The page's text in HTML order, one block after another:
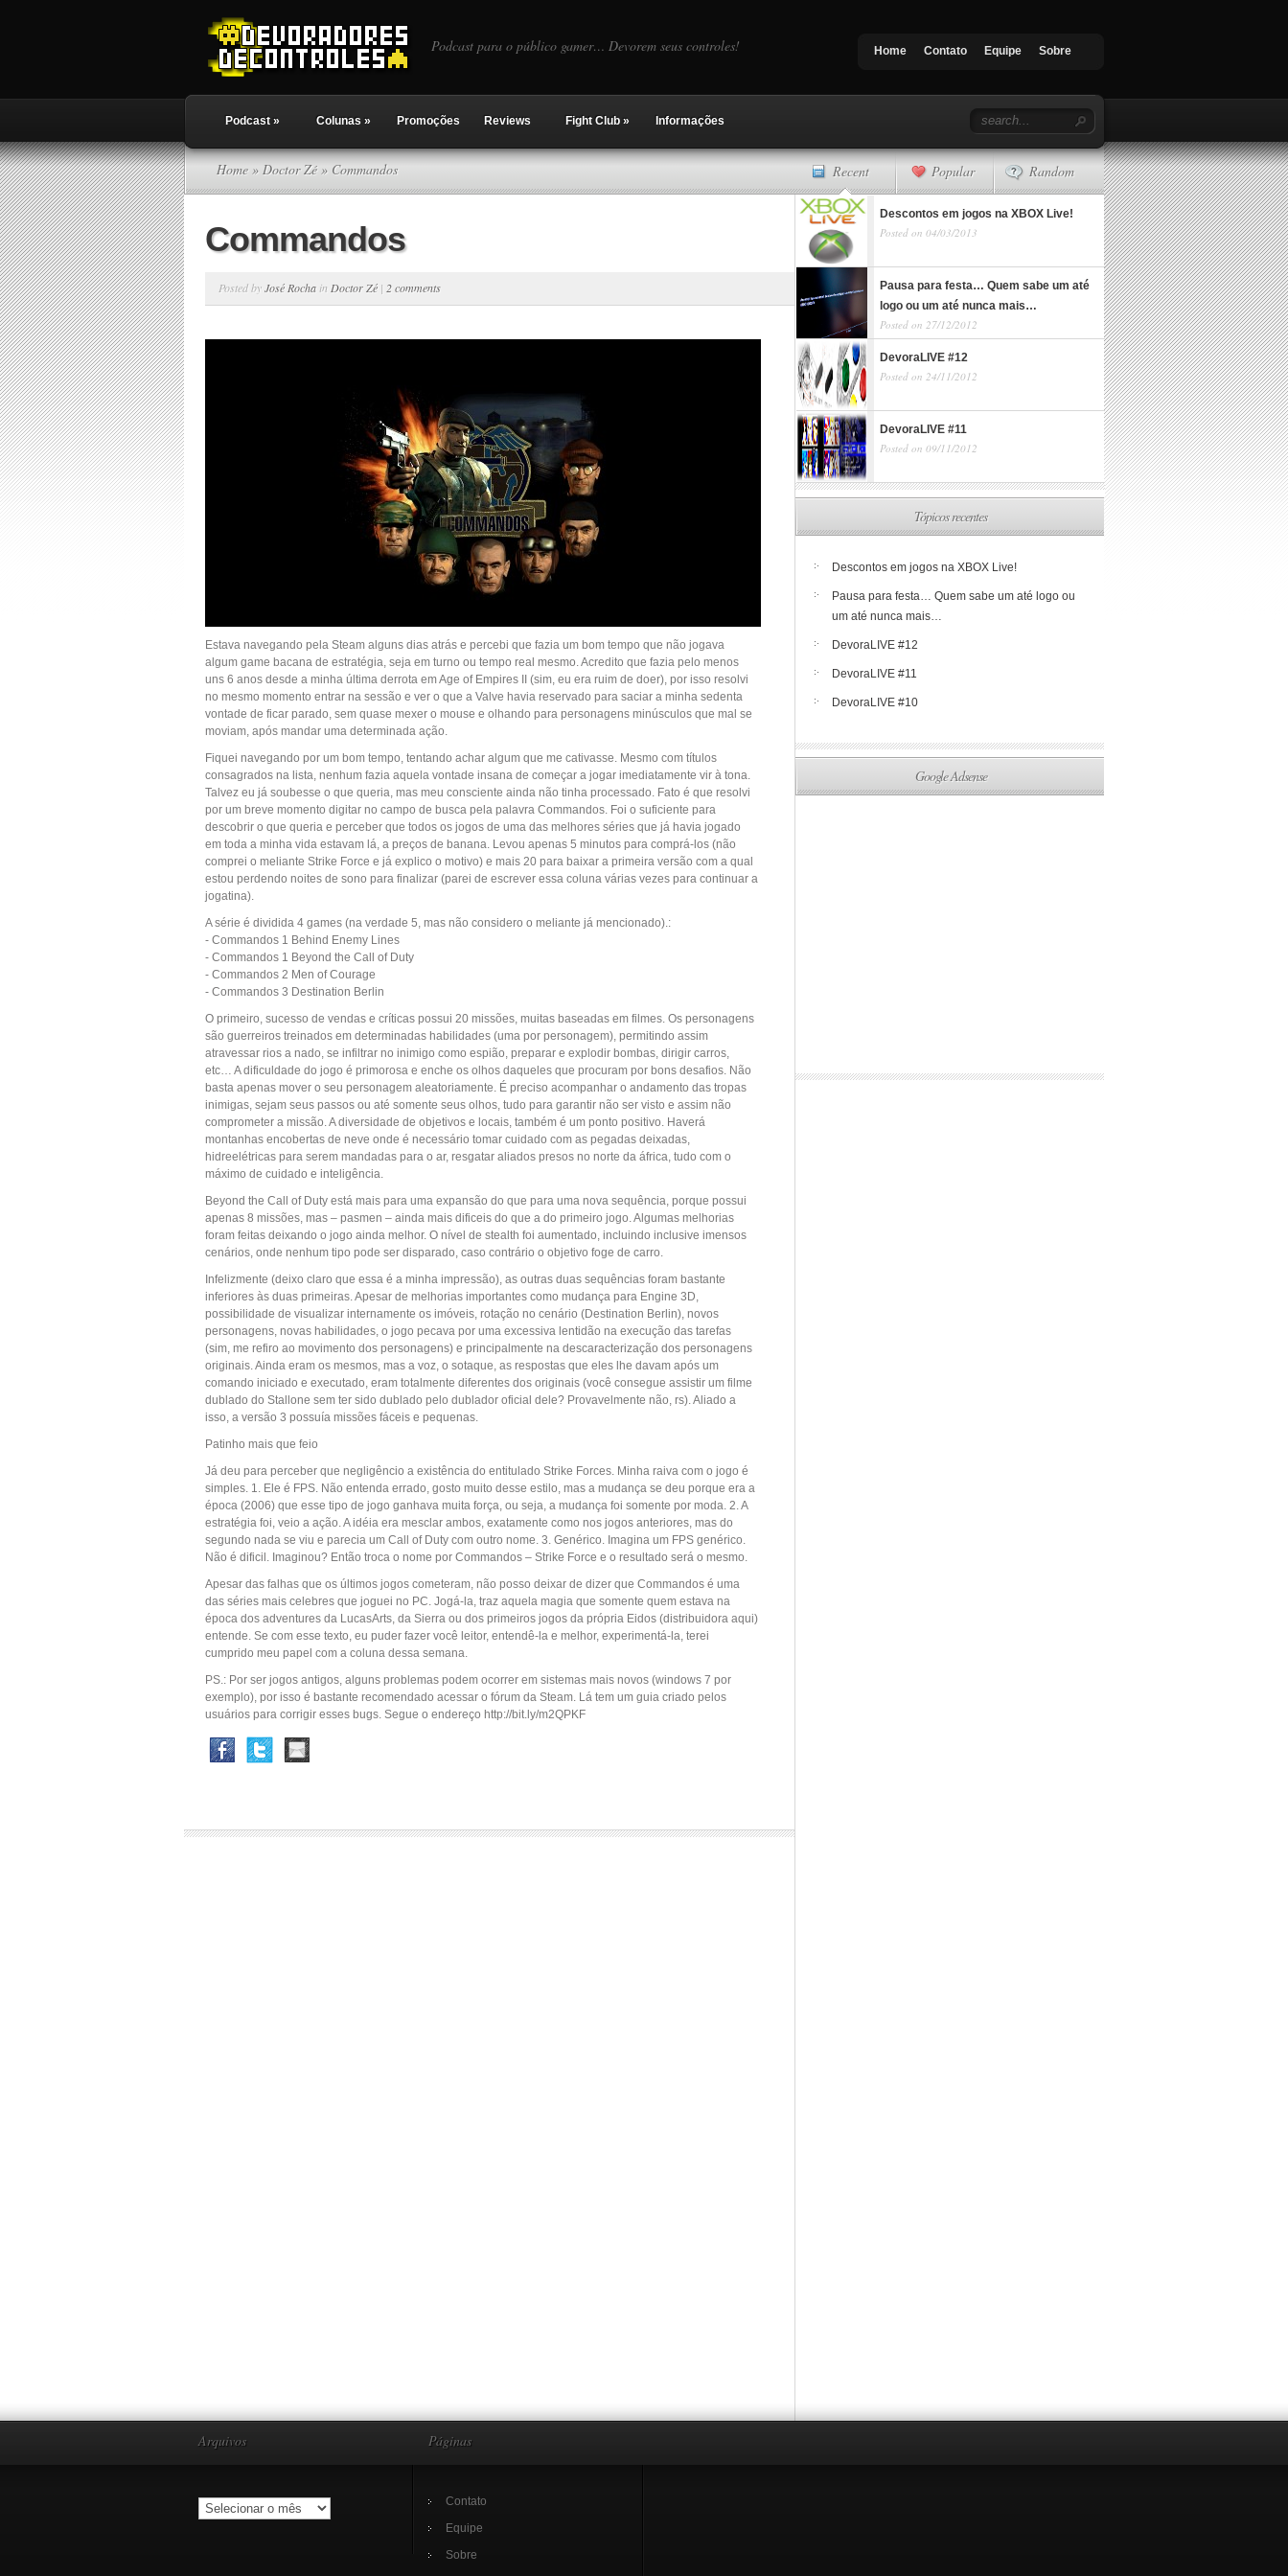
Podcast para o público gamer… Devorem seus controles! Home Contato Equipe Sobre
Podcast » Colunas » Promoções Reviews Fight Club » Informações
Home » Doctor Zé» Commandos
Commandos
Posted byJosé Rocha in Doctor Zé | 2 comments
Estava navegando pela Steam alguns dias atrás e percebi que fazia um bom tempo que não jogava
algum game bacana de estratégia, seja em turno ou tempo real mesmo. Acredito que fazia pelo menos
uns 6 anos desde a minha última derrota em Age of Empires II (sim, eu era ruim de doer), por isso resolvi
no mesmo momento entrar na sessão e ver o que a Valve havia reservado para saciar a minha sedenta
vontade de ficar parado, sem quase mexer o mouse e olhando para personagens minúsculos que mal se
moviam, após mandar uma determinada ação.
Fiquei navegando por um bom tempo, tentando achar algum que me cativasse. Mesmo com títulos
consagrados na lista, nenhum fazia aquela vontade insana de começar a jogar imediatamente vir à tona.
Talvez eu já soubesse o que queria, mas meu consciente ainda não tinha processado. Fato é que resolvi
por um breve momento digitar no campo de busca pela palavra Commandos. Foi o suficiente para
descobrir o que queria e perceber que todos os jogos de uma das melhores séries que já havia jogado
em toda a minha vida estavam lá, a preços de banana. Levou apenas 5 minutos para comprá-los (não
comprei o meliante Strike Force e já explico o motivo) e mais 20 para baixar a primeira versão com a qual
estou perdendo noites de sono para finalizar (parei de escrever essa coluna várias vezes para continuar a
jogatina).
A série é dividida 4 games (na verdade 5, mas não considero o meliante já mencionado).:
- Commandos 1 Behind Enemy Lines
- Commandos 1 Beyond the Call of Duty
- Commandos 2 Men of Courage
- Commandos 3 Destination Berlin
O primeiro, sucesso de vendas e críticas possui 20 missões, muitas baseadas em filmes. Os personagens
são guerreiros treinados em determinadas habilidades (uma por personagem), permitindo assim
atravessar rios a nado, se infiltrar no inimigo como espião, preparar e explodir bombas, dirigir carros,
etc… A dificuldade do jogo é primorosa e enche os olhos daqueles que procuram por bons desafios. Não
basta apenas mover o seu personagem aleatoriamente. É preciso acompanhar o andamento das tropas
inimigas, sejam seus passos ou até somente seus olhos, tudo para garantir não ser visto e assim não
comprometer a missão. A diversidade de objetivos e locais, também é um ponto positivo. Haverá
montanhas encobertas de neve onde é necessário tomar cuidado com as pegadas deixadas,
hidreelétricas para serem mandadas para o ar, resgatar aliados presos no norte da áfrica, tudo com o
máximo de cuidado e inteligência.
Beyond the Call of Duty está mais para uma expansão do que para uma nova sequência, porque possui
apenas 8 missões, mas – pasmen – ainda mais dificeis do que a do primeiro jogo. Algumas melhorias
foram feitas deixando o jogo ainda melhor. O nível de stealth foi aumentado, incluindo inclusive imensos
cenários, onde nenhum tipo pode ser disparado, caso contrário o objetivo foge de carro.
Infelizmente (deixo claro que essa é a minha impressão), as outras duas sequências foram bastante
inferiores às duas primeiras. Apesar de melhorias importantes como mudança para Engine 3D,
possibilidade de visualizar internamente os imóveis, rotação no cenário (Destination Berlin), novos
personagens, novas habilidades, o jogo pecava por uma excessiva lentidão na execução das tarefas
(sim, me refiro ao movimento dos personagens) e principalmente na descaracterização dos personagens
originais. Ainda eram os mesmos, mas a voz, o sotaque, as respostas que eles lhe davam após um
comando iniciado e executado, eram totalmente diferentes dos originais (você consegue assistir um filme
dublado do Stallone sem ter sido dublado pelo dublador oficial dele? Provavelmente não, rs). Aliado a
isso, a versão 3 possuía missões fáceis e pequenas.
Patinho mais que feio
Já deu para perceber que negligêncio a existência do entitulado Strike Forces. Minha raiva com o jogo é
simples. 1. Ele é FPS. Não entenda errado, gosto muito desse estilo, mas a mudança se deu porque era a
época (2006) que esse tipo de jogo ganhava muita força, ou seja, a mudança foi somente por moda. 2. A
estratégia foi, veio a ação. A idéia era mesclar ambos, exatamente como nos jogos anteriores, mas do
segundo nada se viu e parecia um Call of Duty com outro nome. 3. Genérico. Imagina um FPS genérico.
Não é dificil. Imaginou? Então troca o nome por Commandos – Strike Force e o resultado será o mesmo.
Apesar das falhas que os últimos jogos cometeram, não posso deixar de dizer que Commandos é uma
das séries mais celebres que joguei no PC. Jogá-la, traz aquela magia que somente quem estava na
época dos adventures da LucasArts, da Sierra ou dos primeiros jogos da própria Eidos (distribuidora aqui)
entende. Se com esse texto, eu puder fazer você leitor, entendê-la e melhor, experimentá-la, terei
cumprido meu papel com a coluna dessa semana.
PS.: Por ser jogos antigos, alguns problemas podem ocorrer em sistemas mais novos (windows 7 por
exemplo), por isso é bastante recomendado acessar o fórum da Steam. Lá tem um guia criado pelos
usuários para corrigir esses bugs. Segue o endereço http://bit.ly/m2QPKF
Recent Popular Random
Descontos em jogos na XBOX Live!
Posted on 04/03/2013
Pausa para festa… Quem sabe um até
logo ou um até nunca mais…
Posted on 27/12/2012
DevoraLIVE #12
Posted on 24/11/2012
DevoraLIVE #11
Posted on 09/11/2012
Tópicos recentes
Descontos em jogos na XBOX Live!
Pausa para festa… Quem sabe um até logo ou
um até nunca mais…
DevoraLIVE #12
DevoraLIVE #11
DevoraLIVE #10
Google Adsense
Arquivos Páginas
Contato
Equipe
Sobre